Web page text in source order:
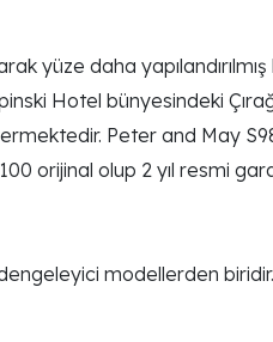
daha
Hotel bünyesindeki
Peter and May
orijinal olup 2 yıl resmi
modellerden